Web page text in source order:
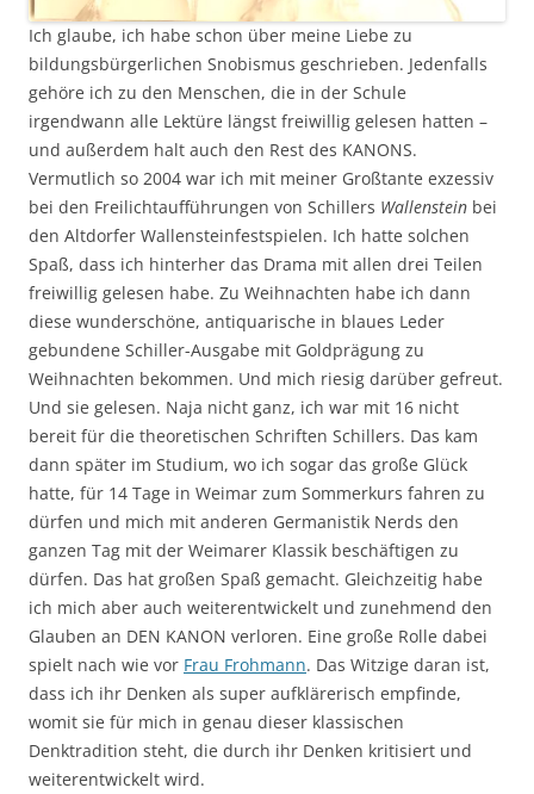
Ich glaube, ich habe schon über meine Liebe zu
bildungsbürgerlichen Snobismus geschrieben. Jedenfalls
gehöre ich zu den Menschen, die in der Schule
irgendwann alle Lektüre längst freiwillig gelesen hatten –
und außerdem halt auch den Rest des KANONS.
Vermutlich so 2004 war ich mit meiner Großtante exzessiv
bei den Freilichtaufführungen von Schillers Wallenstein bei
den Altdorfer Wallensteinfestspielen. Ich hatte solchen
Spaß, dass ich hinterher das Drama mit allen drei Teilen
freiwillig gelesen habe. Zu Weihnachten habe ich dann
diese wunderschöne, antiquarische in blaues Leder
gebundene Schiller-Ausgabe mit Goldprägung zu
Weihnachten bekommen. Und mich riesig darüber gefreut.
Und sie gelesen. Naja nicht ganz, ich war mit 16 nicht
bereit für die theoretischen Schriften Schillers. Das kam
dann später im Studium, wo ich sogar das große Glück
hatte, für 14 Tage in Weimar zum Sommerkurs fahren zu
dürfen und mich mit anderen Germanistik Nerds den
ganzen Tag mit der Weimarer Klassik beschäftigen zu
dürfen. Das hat großen Spaß gemacht. Gleichzeitig habe
ich mich aber auch weiterentwickelt und zunehmend den
Glauben an DEN KANON verloren. Eine große Rolle dabei
spielt nach wie vor Frau Frohmann. Das Witzige daran ist,
dass ich ihr Denken als super aufklärerisch empfinde,
womit sie für mich in genau dieser klassischen
Denktradition steht, die durch ihr Denken kritisiert und
weiterentwickelt wird.